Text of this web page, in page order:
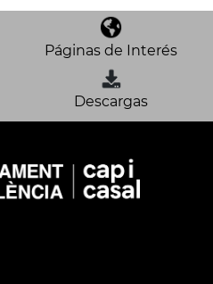
Páginas de Interés
Descargas